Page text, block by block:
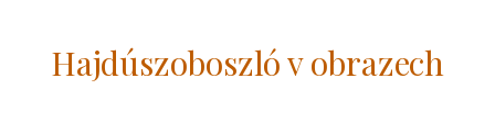
Hajdúszoboszló v obrazech